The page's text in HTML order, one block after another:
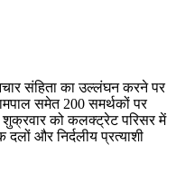
संहिता का उल्लंघन करने पर
समेत 200 समर्थकों पर
को कलक्ट्रेट परिसर में
और निर्दलीय प्रत्याशी